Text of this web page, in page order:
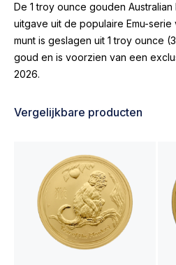
De 1 troy ounce gouden
uitgave uit de populaire Emu-serie
munt is geslagen uit 1 troy ounce
goud en is voorzien van een
2026.
Vergelijkbare producten